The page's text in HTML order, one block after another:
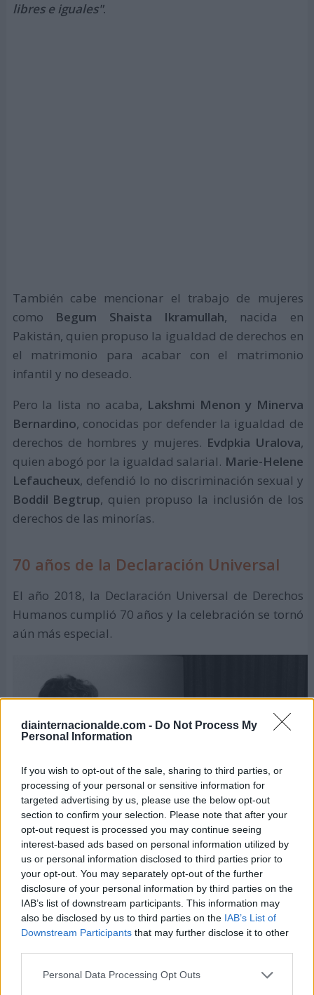
diainternacionalde.com - Do Not Process My
Personal Information
If you wish to opt-out of the sale, sharing to third parties, or
processing of your personal or sensitive information for
targeted advertising by us, please use the below opt-out
section to confirm your selection. Please note that after your
opt-out request is processed you may continue seeing
interest-based ads based on personal information utilized by
us or personal information disclosed to third parties prior to
your opt-out. You may separately opt-out of the further
disclosure of your personal information by third parties on the
IAB’s list of downstream participants. This information may
also be disclosed by us to third parties on the IAB’s List of
Downstream Participants that may further disclose it to other
Personal Data Processing Opt Outs
libres e iguales".
También cabe mencionar el trabajo de mujeres
como Begum Shaista Ikramullah, nacida en
Pakistán, quien propuso la igualdad de derechos en
el matrimonio para acabar con el matrimonio
infantil y no deseado.
Pero la lista no acaba, Lakshmi Menon y Minerva
Bernardino, conocidas por defender la igualdad de
derechos de hombres y mujeres. Evdpkia Uralova,
quien abogó por la igualdad salarial. Marie-Helene
Lefaucheux, defendió lo no discriminación sexual y
Boddil Begtrup, quien propuso la inclusión de los
derechos de las minorías.
70 años de la Declaración Universal
El año 2018, la Declaración Universal de Derechos
Humanos cumplió 70 años y la celebración se tornó
aún más especial.
Eleanor Roosevelt sostiene un ejemplar de la
Declaración Universal de los Derechos Humanos. De FDR
Presidential Library & Museum CC BY 2.0
Los Derechos Humanos, también
reflejados en la gran pantalla